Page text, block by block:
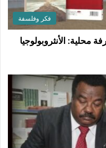
فكر وفلسفة
محلية: الأنثروبولوجيا